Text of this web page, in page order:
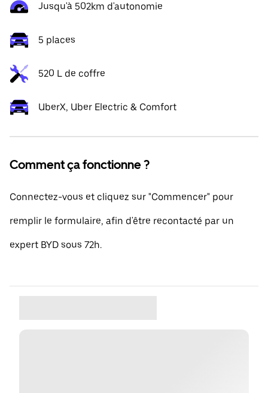
Jusqu'à 502km d'autonomie
5 places
520 L de coffre
UberX, Uber Electric & Comfort
Comment ça fonctionne ?
Connectez-vous et cliquez sur "Commencer" pour
remplir le formulaire, afin d'être recontacté par un
expert BYD sous 72h.